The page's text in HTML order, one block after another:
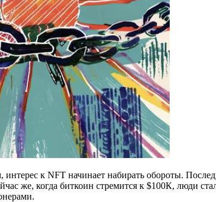
к NFT начинает набирать обороты.
же, когда биткоин стремится к $100К, люди